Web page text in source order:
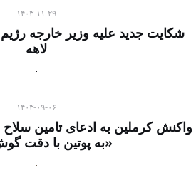
۱۴۰۳-۱۱-۲۹
شکایت جدید علیه وزیر خارجه رژیم
لاهه
۱۴۰۳-۰۹-۰۶
واکنش کرملین به ادعای تامین
«به پوتین با دقت